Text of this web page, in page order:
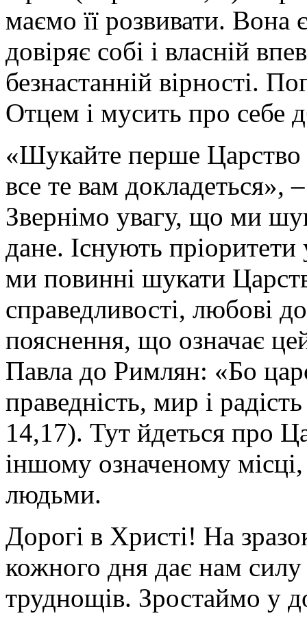
маємо її розвивати. Вона
довіряє собі і власній
безнастанній вірності.
Отцем і мусить про себе
«Шукайте перше Царство
все те вам
Звернімо увагу, що ми
дане. Існують
ми повинні шукати
справедливості, любові
пояснення, що означає
Павла до Римлян: «Бо
праведність, мир і
14,17). Тут йдеться про
іншому означеному
людьми.
Дорогі в Христі! На
кожного дня дає нам
труднощів. Зростаймо у